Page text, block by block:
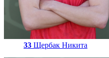
33 Щербак Никита